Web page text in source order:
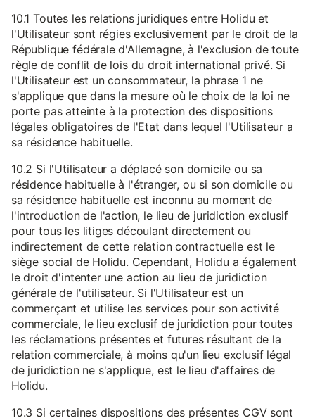
10.1 Toutes les relations juridiques entre Holidu et
l'Utilisateur sont régies exclusivement par le droit de la
République fédérale d'Allemagne, à l'exclusion de toute
règle de conflit de lois du droit international privé. Si
l'Utilisateur est un consommateur, la phrase 1 ne
s'applique que dans la mesure où le choix de la loi ne
porte pas atteinte à la protection des dispositions
légales obligatoires de l'Etat dans lequel l'Utilisateur a
sa résidence habituelle.
10.2 Si l'Utilisateur a déplacé son domicile ou sa
résidence habituelle à l'étranger, ou si son domicile ou
sa résidence habituelle est inconnu au moment de
l'introduction de l'action, le lieu de juridiction exclusif
pour tous les litiges découlant directement ou
indirectement de cette relation contractuelle est le
siège social de Holidu. Cependant, Holidu a également
le droit d'intenter une action au lieu de juridiction
générale de l'utilisateur. Si l'Utilisateur est un
commerçant et utilise les services pour son activité
commerciale, le lieu exclusif de juridiction pour toutes
les réclamations présentes et futures résultant de la
relation commerciale, à moins qu'un lieu exclusif légal
de juridiction ne s'applique, est le lieu d'affaires de
Holidu.
10.3 Si certaines dispositions des présentes CGV sont